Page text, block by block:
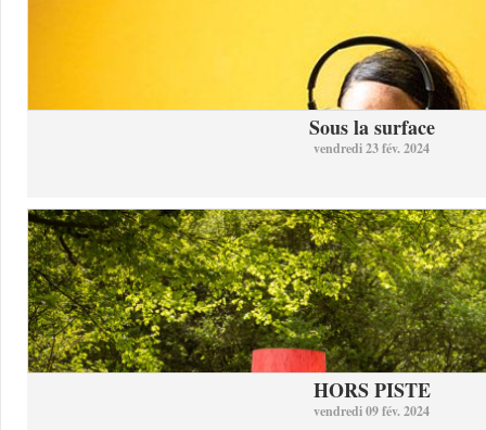
Sous la surface
vendredi 23 fév. 2024
HORS PISTE
vendredi 09 fév. 2024